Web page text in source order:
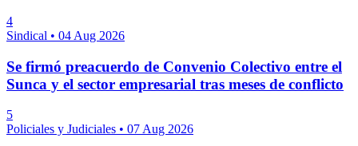
4
Sindical • 04 Aug 2026
Se firmó preacuerdo de Convenio Colectivo entre el
Sunca y el sector empresarial tras meses de conflicto
5
Policiales y Judiciales • 07 Aug 2026